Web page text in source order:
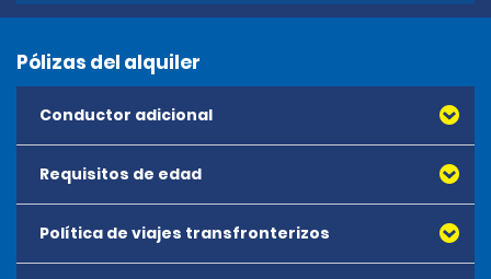
Pólizas del alquiler
Conductor adicional
Requisitos de edad
Política de viajes transfronterizos